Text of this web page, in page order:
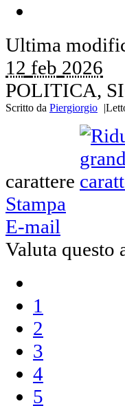
Ultima
12 feb 2026
POLITICA,
Scritto da Piergiorgio |
carattere
Stampa
E-mail
Valuta questo
1
2
3
4
5